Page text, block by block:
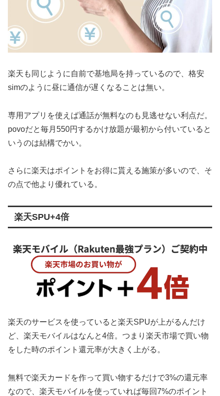
楽天も同じように自前で基地局を持っているので、格安
simのように昼に通信が遅くなることは無い。
専用アプリを使えば通話が無料なのも見逃せない利点だ。
povoだと毎月550円するかけ放題が最初から付いていると
いうのは結構でかい。
さらに楽天はポイントをお得に貰える施策が多いので、そ
の点で他より優れている。
楽天SPU+4倍
楽天のサービスを使っていると楽天SPUが上がるんだけ
ど、楽天モバイルはなんと4倍。つまり楽天市場で買い物
をした時のポイント還元率が大きく上がる。
無料で楽天カードを作って買い物するだけで3%の還元率
なので、楽天モバイルを使っていれば毎回7%のポイント